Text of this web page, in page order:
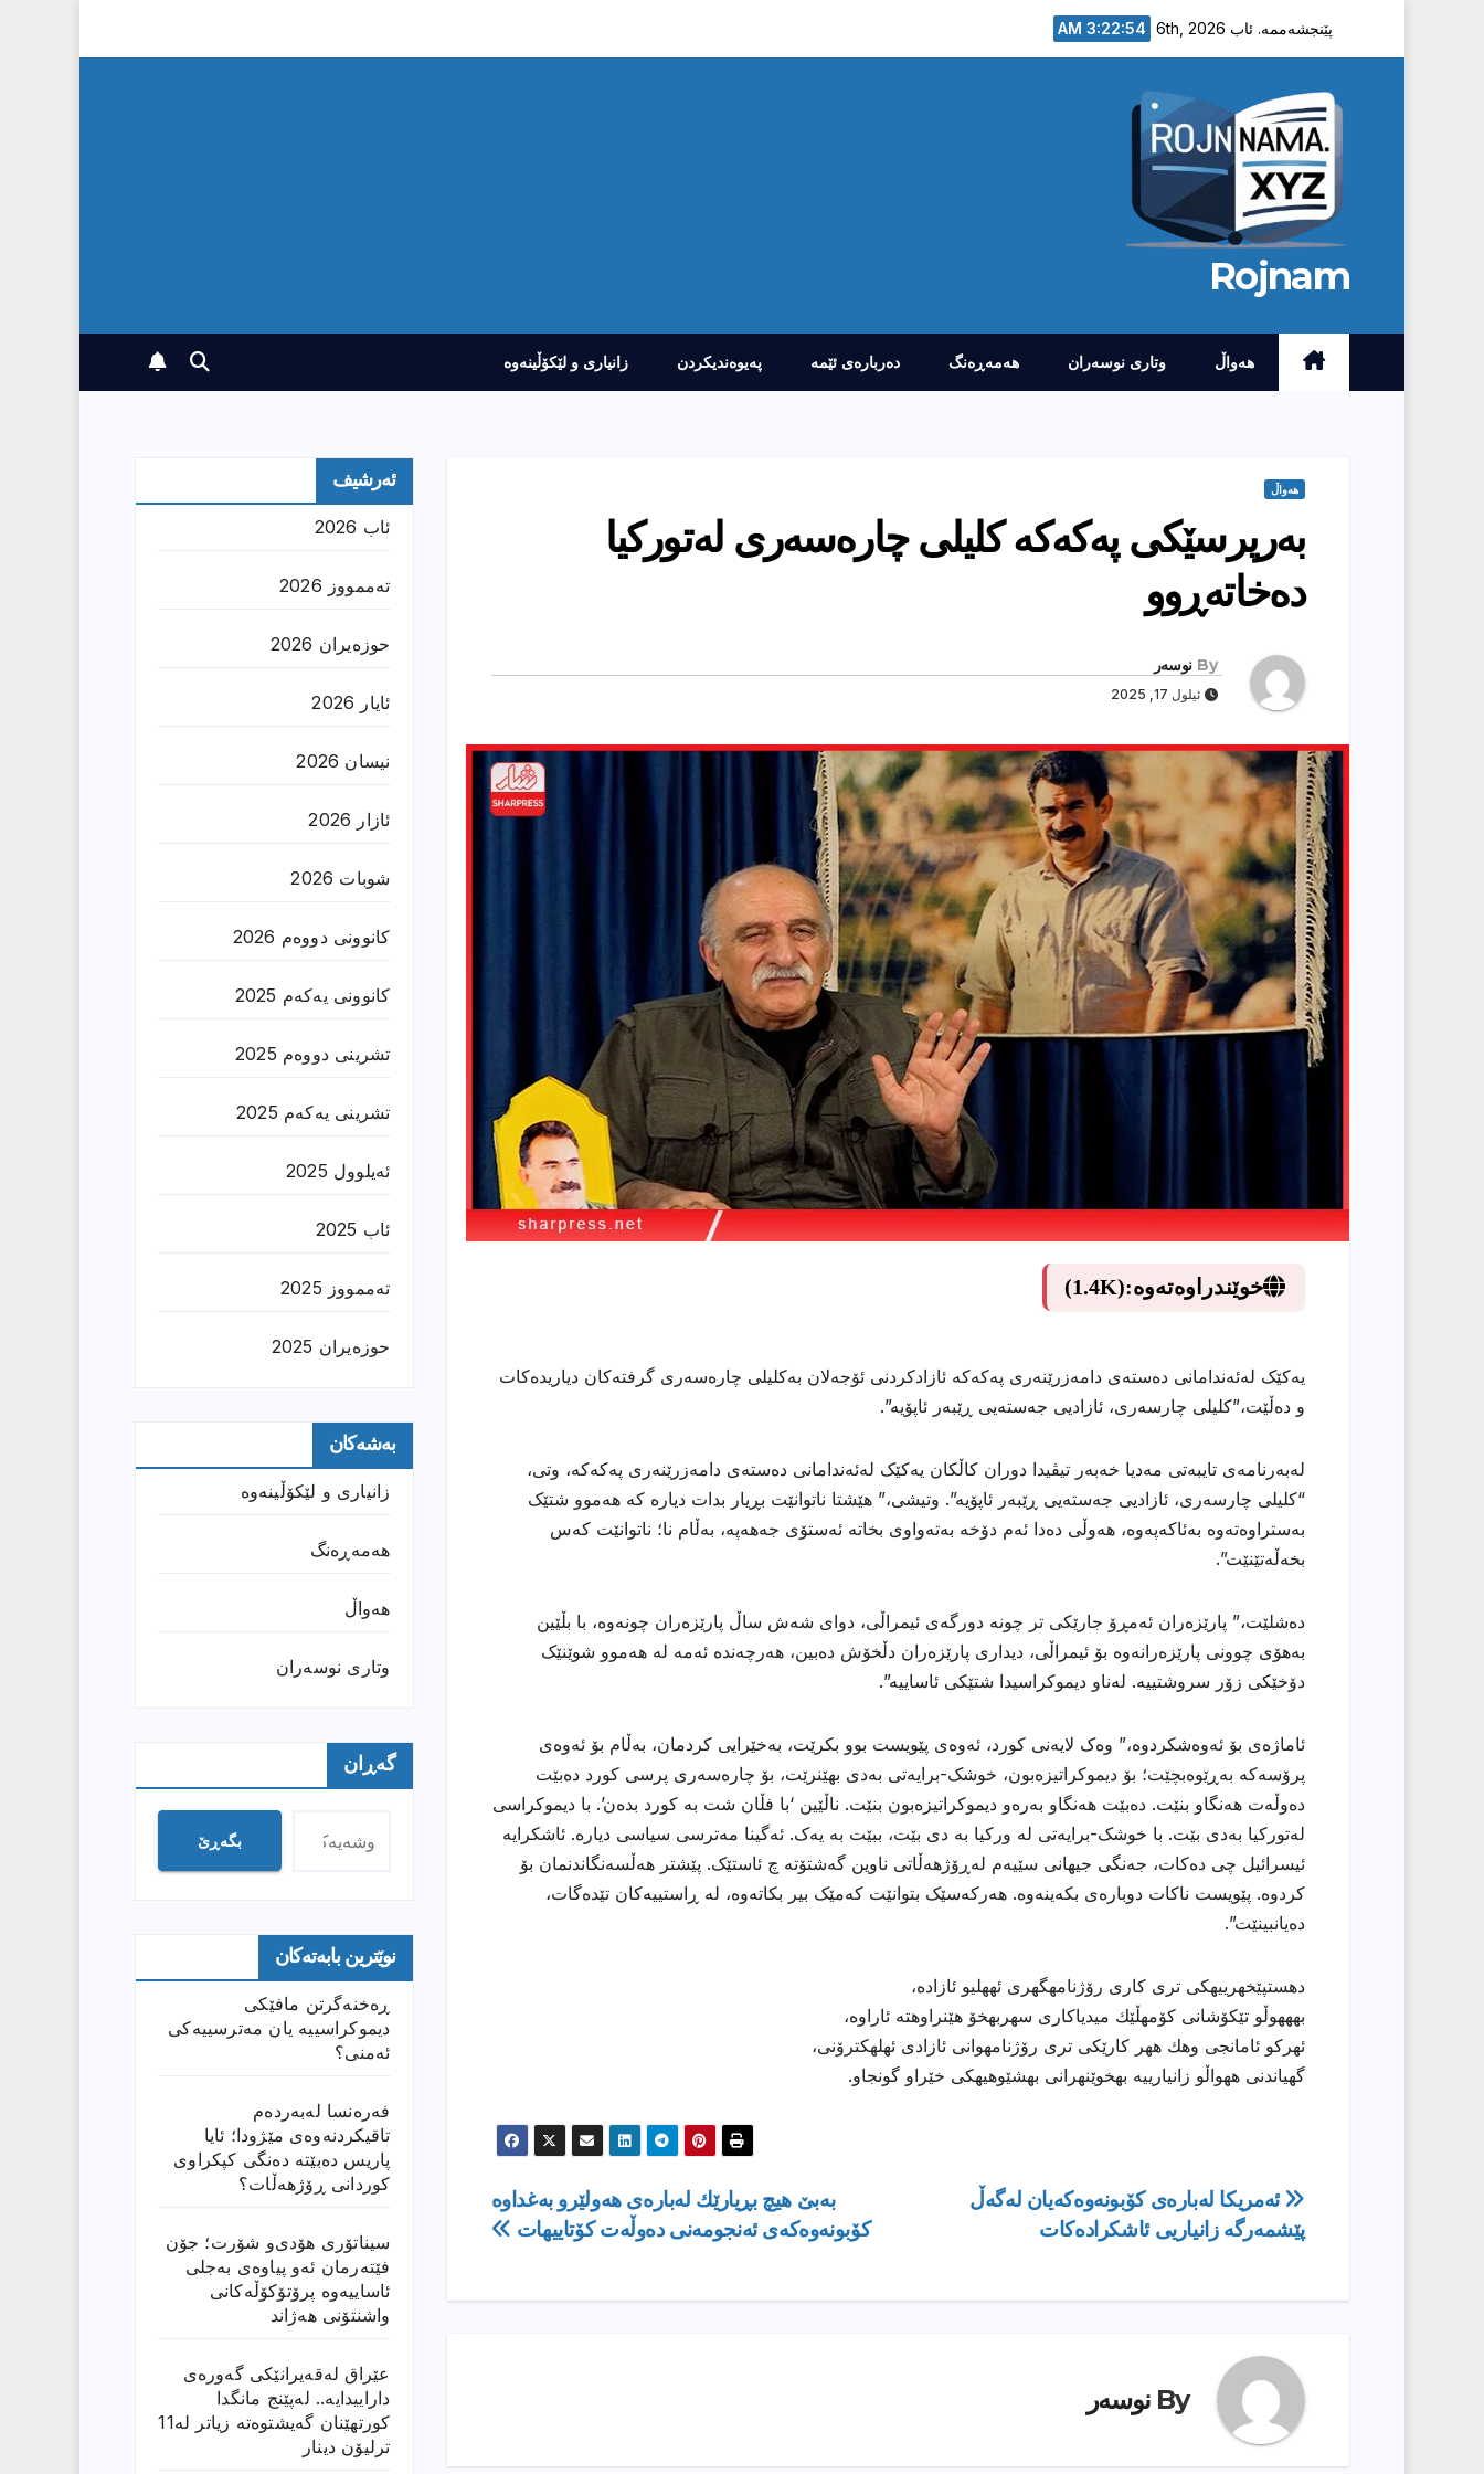
پێنجشەممە. ئاب 6th, 2026 3:22:55 AM
Rojnam
هەواڵ وتارى نوسەران هەمەڕەنگ دەربارەى ئێمە پەیوەندیکردن زانیارى و لێکۆڵینەوە
هەواڵ
بەرپرسێكی پەكەكە كلیلی چارەسەری لەتوركیا
دەخاتەڕوو
By نوسەر
ئیلول 17, 2025
خوێندراوەتەوە:(1.4K)
یەکێک لەئەندامانی دەستەی دامەزرێنەری پەکەکە ئازادكردنی ئۆجەلان بەكلیلی چارەسەری گرفتەكان دیاریدەكات
و دەڵێت،”کلیلی چارسەری، ئازادیی جەستەیی ڕێبەر ئاپۆیە”.
لەبەرنامەی تایبەتی مەدیا خەبەر تیڤیدا دوران کاڵکان یەکێک لەئەندامانی دەستەی دامەزرێنەری پەکەکە، وتی،
“کلیلی چارسەری، ئازادیی جەستەیی ڕێبەر ئاپۆیە”. وتيشى،” هێشتا ناتوانێت بڕیار بدات دیارە کە هەموو شتێک
بەستراوەتەوە بەئاکەپەوە، هەوڵی دەدا ئەم دۆخە بەتەواوی بخاتە ئەستۆی جەهەپە، بەڵام نا؛ ناتوانێت کەس
بخەڵەتێنێت”.
دەشلێت،” پارێزەران ئەمڕۆ جارێکی تر چونە دورگەی ئیمراڵی، دوای شەش ساڵ پارێزەران چونەوە، با بڵێین
بەهۆی چوونی پارێزەرانەوە بۆ ئیمراڵی، دیداری پارێزەران دڵخۆش دەبین، هەرچەندە ئەمە لە هەموو شوێنێک
دۆخێکی زۆر سروشتییە. لەناو دیموکراسیدا شتێکی ئاساییە”.
ئاماژەی بۆ ئەوەشكردوە،” وەک لایەنی کورد، ئەوەی پێویست بوو بکرێت، بەخێرایی کردمان، بەڵام بۆ ئەوەی
پرۆسەکە بەڕێوەبچێت؛ بۆ دیموکراتیزەبون، خوشک-برایەتی بەدی بهێنرێت، بۆ چارەسەری پرسی کورد دەبێت
دەوڵەت هەنگاو بنێت. دەبێت هەنگاو بەرەو دیموکراتیزەبون بنێت. ناڵێین ‘با فڵان شت بە کورد بدەن’. با دیموکراسی
لەتورکیا بەدی بێت. با خوشک-برایەتی لە ورکیا بە دی بێت، ببێت بە یەک. ئەگینا مەترسی سیاسی دیارە. ئاشکرایە
ئیسرائیل چی دەکات، جەنگی جیهانی سێیەم لەڕۆژهەڵاتی ناوین گەشتۆتە چ ئاستێک. پێشتر هەڵسەنگاندنمان بۆ
کردوە. پێویست ناکات دوبارەی بکەینەوە. هەرکەسێک بتوانێت کەمێک بیر بکاتەوە، لە ڕاستییەکان تێدەگات،
دەیانبینێت”.
دهستپێخهرییهكی تری كاری رۆژنامهگهری ئههلیو ئازاده،
بهههوڵو تێكۆشانی كۆمهڵێك میدیاكاری سهربهخۆ هێنراوهته ئاراوه،
ئهركو ئامانجی وهك ههر كارێكی تری رۆژنامهوانی ئازادی ئهلهكترۆنی،
گهیاندنی ههواڵو زانیارییه بهخوێنهرانی بهشێوهیهكی خێراو گونجاو.
ڕێدۆزیی
بابەت
به‌بێ هیچ بڕیارێك له‌باره‌ى هه‌ولێرو به‌غداوه‌
كۆبونه‌وه‌كه‌ى ئه‌نجومه‌نى ده‌وڵه‌ت كۆتاییهات
ئه‌مریكا له‌باره‌ى كۆبونه‌وه‌كه‌یان له‌گه‌ڵ
پێشمه‌رگه‌ زانیاریى ئاشكراده‌كات
By نوسەر
ئەرشیف
ئاب 2026
تەممووز 2026
حوزه‌یران 2026
ئایار 2026
نیسان 2026
ئازار 2026
شوبات 2026
کانوونی دووەم 2026
کانوونی یەکەم 2025
تشرینی دووەم 2025
تشرینی یەکەم 2025
ئەیلوول 2025
ئاب 2025
تەممووز 2025
حوزه‌یران 2025
بەشەکان
زانیارى و لێکۆڵینەوە
هەمەڕەنگ
هەواڵ
وتارى نوسەران
گەڕان
بگەڕێ
نوێترین بابەتەکان
ڕەخنەگرتن مافێکی
دیموکراسییە یان مەترسییەکی
ئەمنی؟
فەرەنسا لەبەردەم
تاقیکردنەوەی مێژودا؛ ئایا
پاریس دەبێتە دەنگی کپکراوی
کوردانی ڕۆژھەڵات؟
سیناتۆری هۆدی‌و شۆرت؛ جۆن
فێتەرمان ئەو پیاوەی بەجلی
ئاساییەوە پرۆتۆکۆڵەکانی
واشنتۆنی هەژاند
عێراق له‌قه‌یرانێكى گه‌وره‌ى
داراییدایه‌.. له‌پێنج مانگدا
كورتهێنان گه‌یشتوه‌ته‌ زیاتر له‌11
ترلیۆن دینار